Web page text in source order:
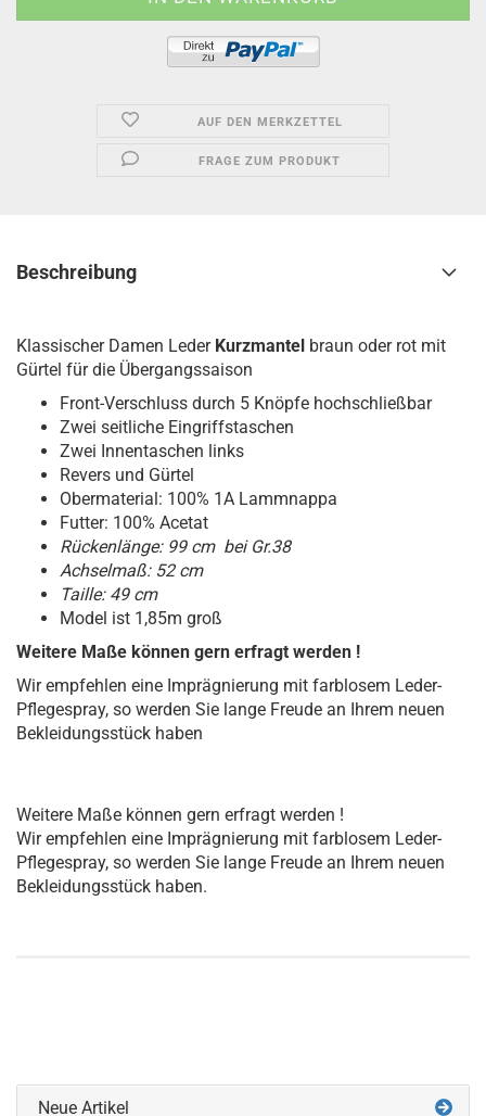
AUF DEN MERKZETTEL
FRAGE ZUM PRODUKT
Beschreibung
Klassischer Damen Leder Kurzmantel braun oder rot mit
Gürtel für die Übergangssaison
Front-Verschluss durch 5 Knöpfe hochschließbar
Zwei seitliche Eingriffstaschen
Zwei Innentaschen links
Revers und Gürtel
Obermaterial: 100% 1A Lammnappa
Futter: 100% Acetat
Rückenlänge: 99 cm bei Gr.38
Achselmaß: 52 cm
Taille: 49 cm
Model ist 1,85m groß
Weitere Maße können gern erfragt werden !
Wir empfehlen eine Imprägnierung mit farblosem Leder-
Pflegespray, so werden Sie lange Freude an Ihrem neuen
Bekleidungsstück haben
Weitere Maße können gern erfragt werden !
Wir empfehlen eine Imprägnierung mit farblosem Leder-
Pflegespray, so werden Sie lange Freude an Ihrem neuen
Bekleidungsstück haben.
Neue Artikel